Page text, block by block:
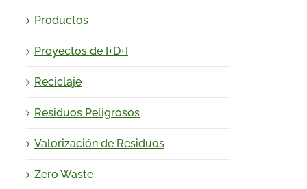
Productos
Proyectos de I+D+I
Reciclaje
Residuos Peligrosos
Valorización de Residuos
Zero Waste